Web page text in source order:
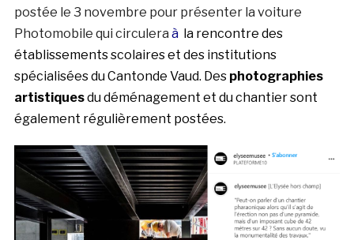
postée le 3 novembre pour présenter la voiture
Photomobile qui circulera à la rencontre des
établissements scolaires et des institutions
spécialisées du Cantonde Vaud. Des photographies
artistiquesdu déménagement et du chantier sont
également régulièrement postées.